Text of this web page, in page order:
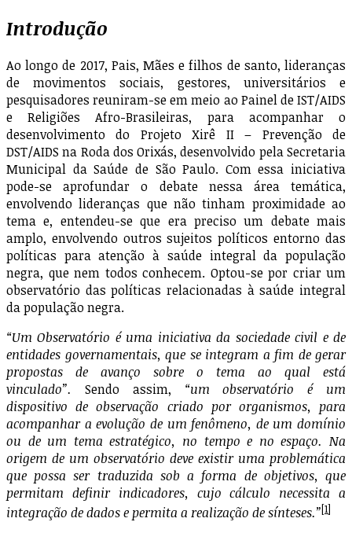
Introdução
Ao longo de 2017, Pais, Mães e filhos de santo, lideranças
de movimentos sociais, gestores, universitários e
pesquisadores reuniram-se em meio ao Painel de IST/AIDS
e Religiões Afro-Brasileiras, para acompanhar o
desenvolvimento do Projeto Xirê II – Prevenção de
DST/AIDS na Roda dos Orixás, desenvolvido pela Secretaria
Municipal da Saúde de São Paulo. Com essa iniciativa
pode-se aprofundar o debate nessa área temática,
envolvendo lideranças que não tinham proximidade ao
tema e, entendeu-se que era preciso um debate mais
amplo, envolvendo outros sujeitos políticos entorno das
políticas para atenção à saúde integral da população
negra, que nem todos conhecem. Optou-se por criar um
observatório das políticas relacionadas à saúde integral
da população negra.
“Um Observatório é uma iniciativa da sociedade civil e de
entidades governamentais, que se integram a fim de gerar
propostas de avanço sobre o tema ao qual está
vinculado”. Sendo assim, “um observatório é um
dispositivo de observação criado por organismos, para
acompanhar a evolução de um fenômeno, de um domínio
ou de um tema estratégico, no tempo e no espaço. Na
origem de um observatório deve existir uma problemática
que possa ser traduzida sob a forma de objetivos, que
permitam definir indicadores, cujo cálculo necessita a
integração de dados e permita a realização de sínteses.”[1]